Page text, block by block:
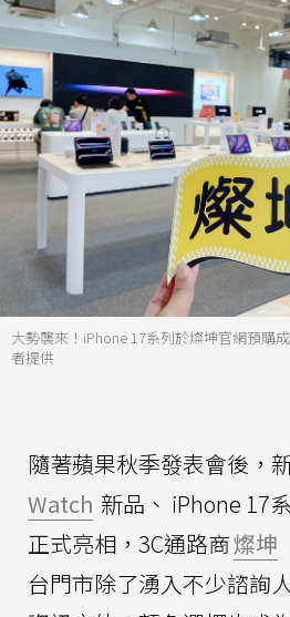
大勢襲來！iPhone 17系列於燦坤官網預購
者提供
隨著蘋果秋季發表會後，
Watch 新品、 iPhone 17
正式亮相，3C通路商燦坤
台門市除了湧入不少諮詢